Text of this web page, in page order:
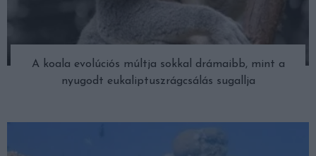
A koala evolúciós múltja sokkal drámaibb, mint a
nyugodt eukaliptuszrágcsálás sugallja